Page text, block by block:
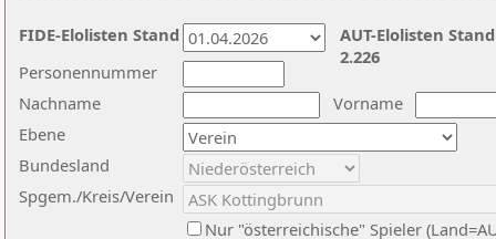
Nachname
Vorname
Ebene
Personennummer
Bundesland
Spgem./Kreis/Verein
Nur "österreichische" Spieler
AUT-Elolisten
2.226
FIDE-Elolisten Stand